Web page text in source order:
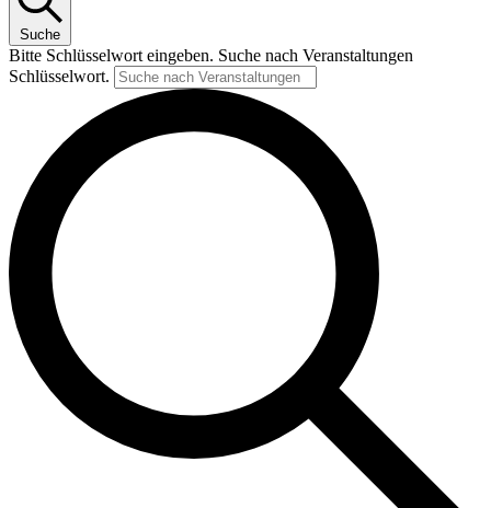
Suche
Bitte Schlüsselwort eingeben. Suche nach Veranstaltungen
Schlüsselwort.